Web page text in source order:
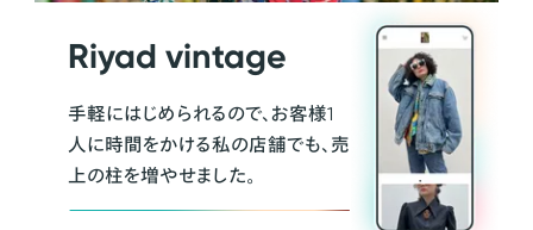
Riyad vintage
手軽にはじめられるので、お客様1
人に時間をかける私の店舗でも、売
上の柱を増やせました。